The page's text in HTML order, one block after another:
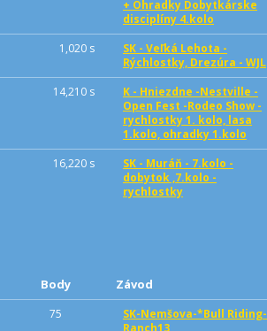
+ Ohradky Dobytkárske
disciplíny 4.kolo
1,020 s
SK - Veľká Lehota -
Rýchlostky, Drezúra - WJL
14,210 s
K - Hniezdne -Nestville -
Open Fest -Rodeo Show -
rychlostky 1. kolo, lasa
1.kolo, ohradky 1.kolo
16,220 s
SK - Muráň - 7.kolo -
dobytok ,7.kolo -
rychlostky
Body Závod
75
SK-Nemšova-*Bull Riding-